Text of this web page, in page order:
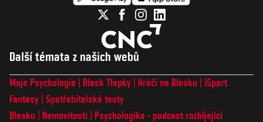
Další témata z našich webů
Moje Psychologie Blesk Tlapky Hráči na Blesku
iSport
Fantasy Spotřebitelské testy
Blesku
Nemovitosti
Psychologika - podcast rozbíjející